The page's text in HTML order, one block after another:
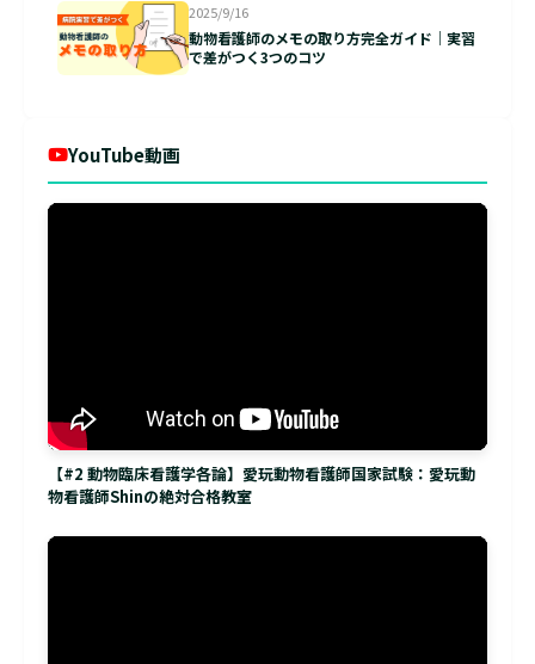
2025/9/16
動物看護師のメモの取り方完全ガイド｜実習
で差がつく3つのコツ
YouTube動画
【#2 動物臨床看護学各論】愛玩動物看護師国家試験：愛玩動
物看護師Shinの絶対合格教室